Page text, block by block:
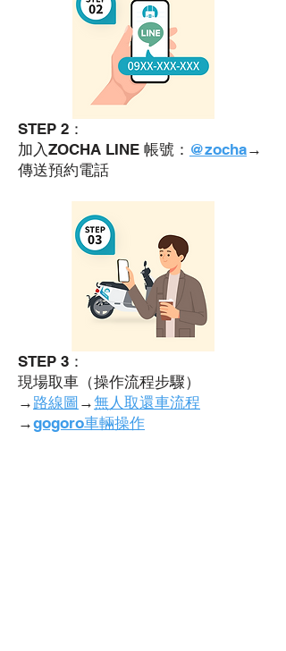
STEP 2：
加入ZOCHA LINE 帳號： @zocha→
傳送預約電話
STEP 3：
現場取車（操作流程步驟）
→ 路線圖 →無人取還車流程
→gogoro車輛操作